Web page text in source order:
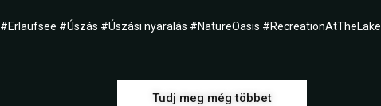
#Erlaufsee #Úszás #Úszási nyaralás #NatureOasis #RecreationAtTheLake
Tudj meg még többet